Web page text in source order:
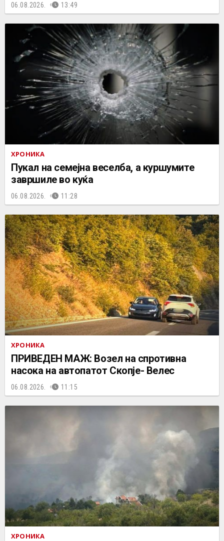
06.08.2026. 13:49
ХРОНИКА
Пукал на семејна веселба, а куршумите
завршиле во куќа
06.08.2026. 11:28
ХРОНИКА
ПРИВЕДЕН МАЖ: Возел на спротивна
насока на автопатот Скопје- Велес
06.08.2026. 11:15
ХРОНИКА